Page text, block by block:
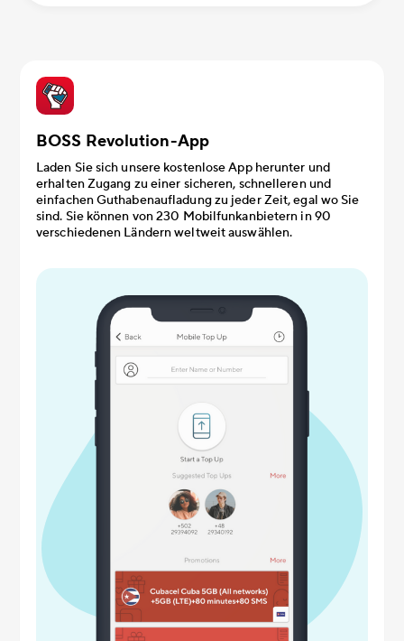
BOSS Revolution-App
Laden Sie sich unsere kostenlose App herunter und
erhalten Zugang zu einer sicheren, schnelleren und
einfachen Guthabenaufladung zu jeder Zeit, egal wo Sie
sind. Sie können von 230 Mobilfunkanbietern in 90
verschiedenen Ländern weltweit auswählen.